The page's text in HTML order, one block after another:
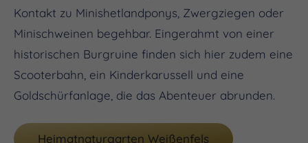
Kontakt zu Minishetlandponys, Zwergziegen oder
Minischweinen begehbar. Eingerahmt von einer
historischen Burgruine finden sich hier zudem eine
Scooterbahn, ein Kinderkarussell und eine
Goldschürfanlage, die das Abenteuer abrunden.
Heimatnaturgarten Weißenfels